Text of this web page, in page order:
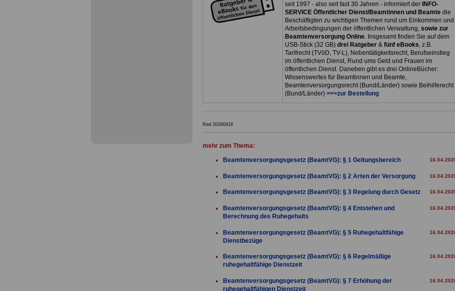
seit 1997 - also seit fast 30 Jahren - informiert der INFO-
SERVICE Öffentlicher Dienst/Beamtinnen und Beamtedie
Beschäftigten zu wichtigen Themen rund um Einkommen und
Arbeitsbedingungen der öffentlichen Verwaltung,sowie zur
Beamtenversorgung Online. Insgesamt finden Sie auf dem
USB-Stick (32 GB) drei Ratgeber& fünf eBooks, z.B.
Tarifrecht (TVöD, TV-L), Nebentätigkeitsrecht, Berufseinstieg
im öffentlichen Dienst, Rund ums Geld und Frauen im
öffentlichen Dienst. Daneben gibt es drei OnlineBücher:
Wissenswertes für Beamtinnen und Beamte,
Beamtenversorgungsrecht (Bund/Länder) sowie Beihilferecht
(Bund/Länder) >>>zur Bestellung
Red 20260416
mehr zum Thema:
Beamtenversorgungsgesetz (BeamtVG): § 1 Geltungsbereich
Beamtenversorgungsgesetz (BeamtVG): § 2 Arten der Versorgung
Beamtenversorgungsgesetz (BeamtVG): § 3 Regelung durch Gesetz
Beamtenversorgungsgesetz (BeamtVG): § 4 Entstehen und
Berechnung des Ruhegehalts
Beamtenversorgungsgesetz (BeamtVG): § 5 Ruhegehaltfähige
Dienstbezüge
Beamtenversorgungsgesetz (BeamtVG): § 6 Regelmäßige
ruhegehaltfähige Dienstzeit
Beamtenversorgungsgesetz (BeamtVG): § 7 Erhöhung der
ruhegehaltfähigen Dienstzeit